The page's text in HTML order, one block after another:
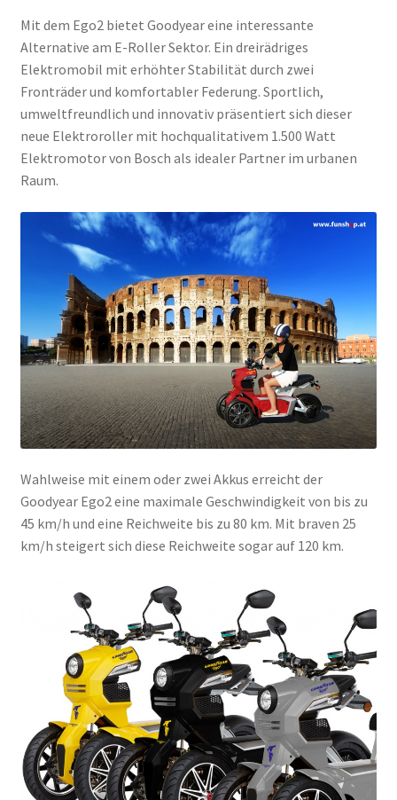
Mit dem Ego2 bietet Goodyear eine interessante
Alternative am E-Roller Sektor. Ein dreirädriges
Elektromobil mit erhöhter Stabilität durch zwei
Fronträder und komfortabler Federung. Sportlich,
umweltfreundlich und innovativ präsentiert sich dieser
neue Elektroroller mit hochqualitativem 1.500 Watt
Elektromotor von Bosch als idealer Partner im urbanen
Raum.
Wahlweise mit einem oder zwei Akkus erreicht der
Goodyear Ego2 eine maximale Geschwindigkeit von bis zu
45 km/h und eine Reichweite bis zu 80 km. Mit braven 25
km/h steigert sich diese Reichweite sogar auf 120 km.